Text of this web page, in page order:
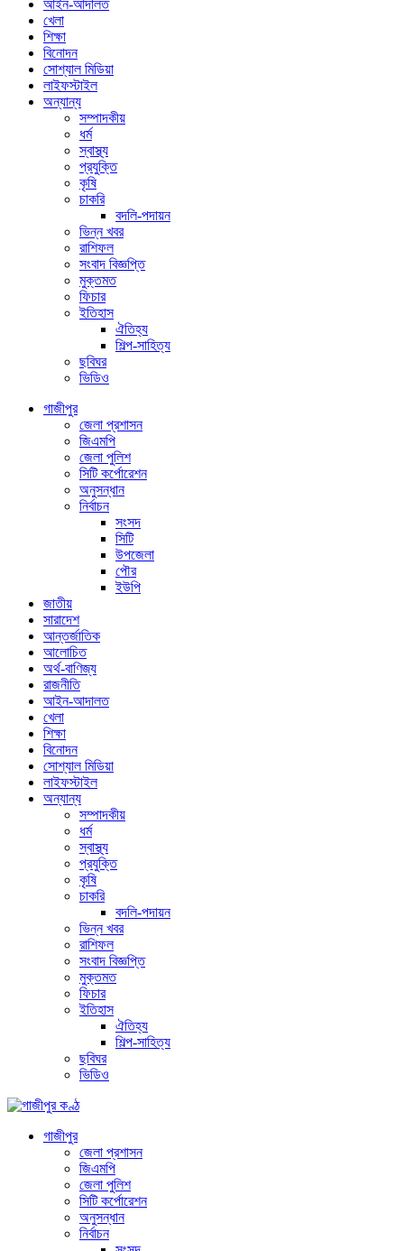
আইন-আদালত
খেলা
শিক্ষা
বিনোদন
সোশ্যাল মিডিয়া
লাইফস্টাইল
অন্যান্য
সম্পাদকীয়
ধর্ম
স্বাস্থ্য
প্রযুক্তি
কৃষি
চাকরি
বদলি-পদায়ন
ভিন্ন খবর
রাশিফল
সংবাদ বিজ্ঞপ্তি
মুক্তমত
ফিচার
ইতিহাস
ঐতিহ্য
শিল্প-সাহিত্য
ছবিঘর
ভিডিও
গাজীপুর
জেলা প্রশাসন
জিএমপি
জেলা পুলিশ
সিটি কর্পোরেশন
অনুসন্ধান
নির্বাচন
সংসদ
সিটি
উপজেলা
পৌর
ইউপি
জাতীয়
সারাদেশ
আন্তর্জাতিক
আলোচিত
অর্থ-বাণিজ্য
রাজনীতি
আইন-আদালত
খেলা
শিক্ষা
বিনোদন
সোশ্যাল মিডিয়া
লাইফস্টাইল
অন্যান্য
সম্পাদকীয়
ধর্ম
স্বাস্থ্য
প্রযুক্তি
কৃষি
চাকরি
বদলি-পদায়ন
ভিন্ন খবর
রাশিফল
সংবাদ বিজ্ঞপ্তি
মুক্তমত
ফিচার
ইতিহাস
ঐতিহ্য
শিল্প-সাহিত্য
ছবিঘর
ভিডিও
গাজীপুর
জেলা প্রশাসন
জিএমপি
জেলা পুলিশ
সিটি কর্পোরেশন
অনুসন্ধান
নির্বাচন